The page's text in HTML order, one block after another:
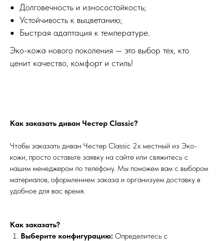
Долговечность и износостойкость;
Устойчивость к выцветанию;
Быстрая адаптация к температуре.
Эко-кожа нового поколения — это выбор тех, кто
ценит качество, комфорт и стиль!
Как заказать диван Честер Classic?
Чтобы заказать диван Честер Classic 2х местный из Эко-
кожи, просто оставьте заявку на сайте или свяжитесь с
нашим менеджером по телефону. Мы поможем вам с выбором
материалов, оформлением заказа и организуем доставку в
удобное для вас время.
Как заказать?
Выберите конфигурацию: Определитесь с